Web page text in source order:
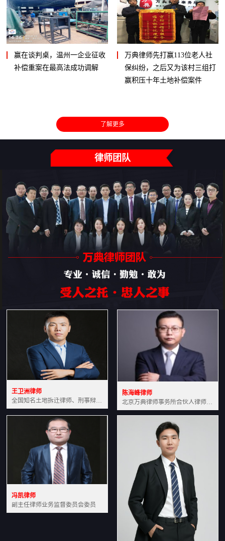
赢在谈判桌，温州一企业征收
补偿重案在最高法成功调解
万典律师先打赢113位老人社
保纠纷，之后又为该村三组打
赢积压十年土地补偿案件
了解更多
律师团队
王卫洲律师
全国知名土地拆迁律师、刑事辩护律师北京万典律师事务所主任中国法学会会员北京市行政法研究会理事
陈海峰律师
北京万典律师事务所合伙人律师土地房产专业资深律师
冯凯律师
副主任律师业务监督委员会委员